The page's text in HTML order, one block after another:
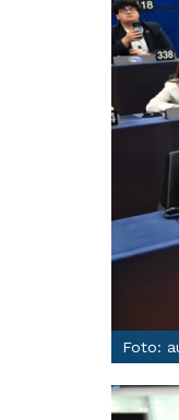
Foto: